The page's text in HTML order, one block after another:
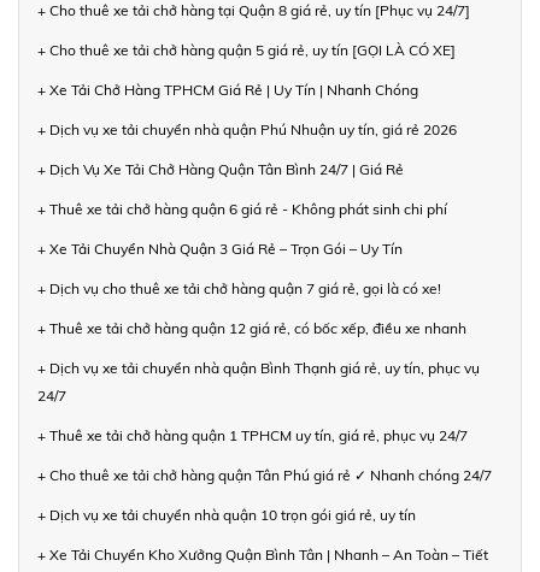
+ Cho thuê xe tải chở hàng tại Quận 8 giá rẻ, uy tín [Phục vụ 24/7]
+ Cho thuê xe tải chở hàng quận 5 giá rẻ, uy tín [GỌI LÀ CÓ XE]
+ Xe Tải Chở Hàng TPHCM Giá Rẻ | Uy Tín | Nhanh Chóng
+ Dịch vụ xe tải chuyển nhà quận Phú Nhuận uy tín, giá rẻ 2026
+ Dịch Vụ Xe Tải Chở Hàng Quận Tân Bình 24/7 | Giá Rẻ
+ Thuê xe tải chở hàng quận 6 giá rẻ - Không phát sinh chi phí
+ Xe Tải Chuyển Nhà Quận 3 Giá Rẻ – Trọn Gói – Uy Tín
+ Dịch vụ cho thuê xe tải chở hàng quận 7 giá rẻ, gọi là có xe!
+ Thuê xe tải chở hàng quận 12 giá rẻ, có bốc xếp, điều xe nhanh
+ Dịch vụ xe tải chuyển nhà quận Bình Thạnh giá rẻ, uy tín, phục vụ
24/7
+ Thuê xe tải chở hàng quận 1 TPHCM uy tín, giá rẻ, phục vụ 24/7
+ Cho thuê xe tải chở hàng quận Tân Phú giá rẻ ✓ Nhanh chóng 24/7
+ Dịch vụ xe tải chuyển nhà quận 10 trọn gói giá rẻ, uy tín
+ Xe Tải Chuyển Kho Xưởng Quận Bình Tân | Nhanh – An Toàn – Tiết